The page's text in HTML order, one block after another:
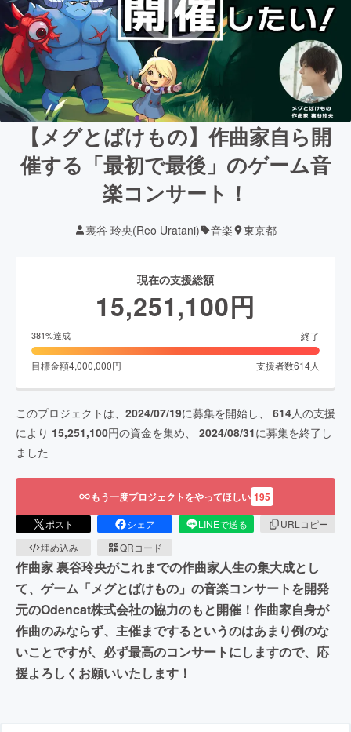
【メグとばけもの】作曲家自ら開
催する「最初で最後」のゲーム音
楽コンサート！
裏谷 玲央(Reo Uratani) 音楽 東京都
現在の支援総額
15,251,100円
381%達成 終了
目標金額4,000,000円 支援者数614人
このプロジェクトは、 2024/07/19に募集を開始し、 614人の支援
により 15,251,100円の資金を集め、 2024/08/31に募集を終了し
ました
もう一度プロジェクトをやってほしい 195
ポスト シェア LINEで送る
URLコピー
埋め込み
QRコード
作曲家 裏谷玲央がこれまでの作曲家人生の集大成とし
て、ゲーム「メグとばけもの」の音楽コンサートを開発
元のOdencat株式会社の協力のもと開催！作曲家自身が
作曲のみならず、主催までするというのはあまり例のな
いことですが、必ず最高のコンサートにしますので、応
援よろしくお願いいたします！